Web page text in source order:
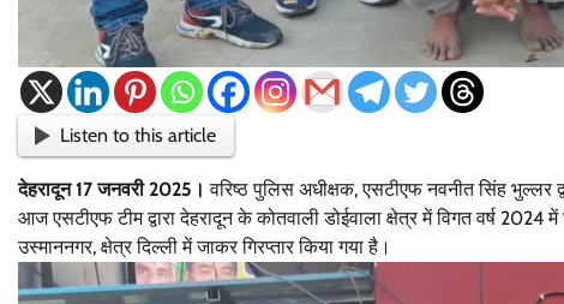
Listen to this article
देहरादून 17 जनवरी 2025। वरिष्ठ पुलिस अधीक्षक, एसटीएफ नवनीत सिंह भुल्लर
आज एसटीएफ टीम द्वारा देहरादून के कोतवाली डोईवाला क्षेत्र में विगत वर्ष
उस्माननगर, क्षेत्र दिल्ली में जाकर गिरप्तार किया गया है।